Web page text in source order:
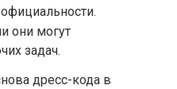
они могут
задач.
дресс-кода в